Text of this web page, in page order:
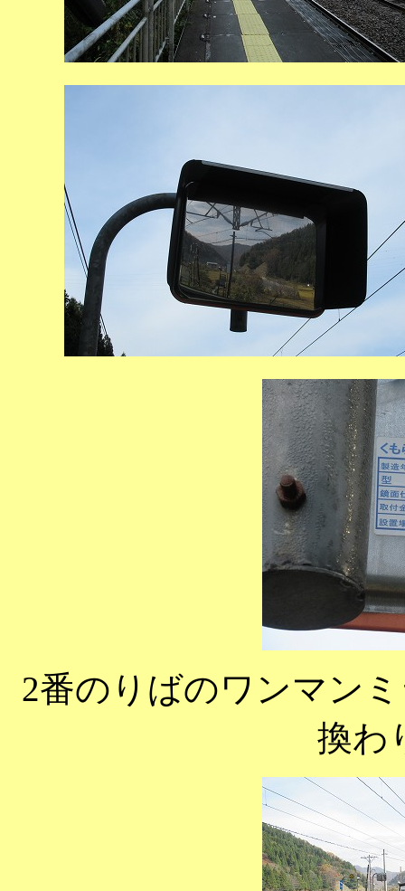
2番のりばのワンマン
換わ